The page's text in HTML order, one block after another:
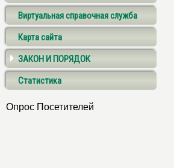
Виртуальная справочная служба
Карта сайта
ЗАКОН И ПОРЯДОК
Статистика
Опрос Посетителей